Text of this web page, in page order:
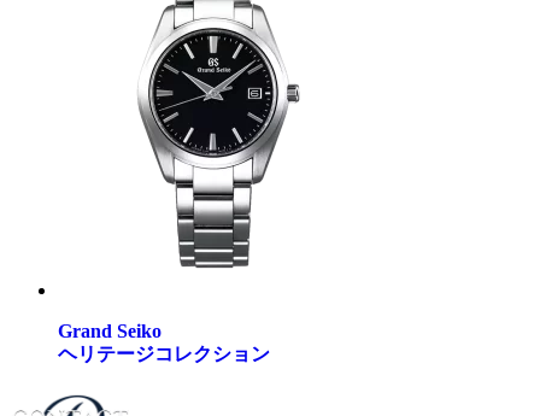
Grand Seiko
ヘリテージコレクション